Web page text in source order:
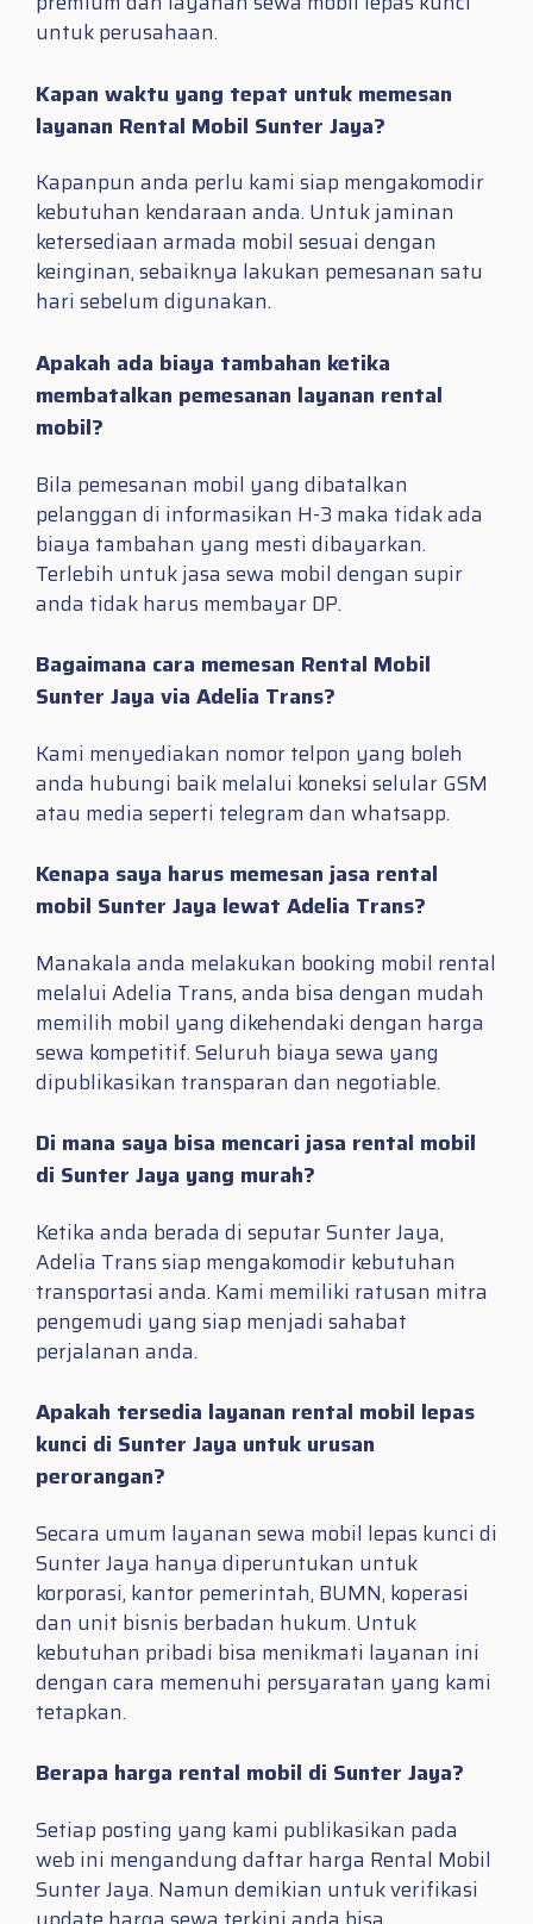
untuk perusahaan.
Kapan waktu yang tepat untuk memesan
layanan Rental Mobil Sunter Jaya?
Kapanpun anda perlu kami siap mengakomodir
kebutuhan kendaraan anda. Untuk jaminan
ketersediaan armada mobil sesuai dengan
keinginan, sebaiknya lakukan pemesanan satu
hari sebelum digunakan.
Apakah ada biaya tambahan ketika
membatalkan pemesanan layanan rental
mobil?
Bila pemesanan mobil yang dibatalkan
pelanggan di informasikan H-3 maka tidak ada
biaya tambahan yang mesti dibayarkan.
Terlebih untuk jasa sewa mobil dengan supir
anda tidak harus membayar DP.
Bagaimana cara memesan Rental Mobil
Sunter Jaya via Adelia Trans?
Kami menyediakan nomor telpon yang boleh
anda hubungi baik melalui koneksi selular GSM
atau media seperti telegram dan whatsapp.
Kenapa saya harus memesan jasa rental
mobil Sunter Jaya lewat Adelia Trans?
Manakala anda melakukan booking mobil rental
melalui Adelia Trans, anda bisa dengan mudah
memilih mobil yang dikehendaki dengan harga
sewa kompetitif. Seluruh biaya sewa yang
dipublikasikan transparan dan negotiable.
Di mana saya bisa mencari jasa rental mobil
di Sunter Jaya yang murah?
Ketika anda berada di seputar Sunter Jaya,
Adelia Trans siap mengakomodir kebutuhan
transportasi anda. Kami memiliki ratusan mitra
pengemudi yang siap menjadi sahabat
perjalanan anda.
Apakah tersedia layanan rental mobil lepas
kunci di Sunter Jaya untuk urusan
perorangan?
Secara umum layanan sewa mobil lepas kunci di
Sunter Jaya hanya diperuntukan untuk
korporasi, kantor pemerintah, BUMN, koperasi
dan unit bisnis berbadan hukum. Untuk
kebutuhan pribadi bisa menikmati layanan ini
dengan cara memenuhi persyaratan yang kami
tetapkan.
Berapa harga rental mobil di Sunter Jaya?
Setiap posting yang kami publikasikan pada
web ini mengandung daftar harga Rental Mobil
Sunter Jaya. Namun demikian untuk verifikasi